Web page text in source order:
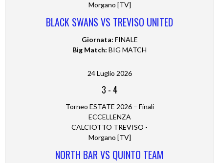
Morgano [TV]
BLACK SWANS VS TREVISO UNITED
Giornata: FINALE
Big Match: BIG MATCH
24 Luglio 2026
3 - 4
Torneo ESTATE 2026 – Finali
ECCELLENZA
CALCIOTTO TREVISO -
Morgano [TV]
NORTH BAR VS QUINTO TEAM